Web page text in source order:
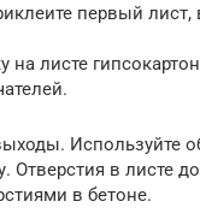
первый лист,
на листе
Используйте
Отверстия в листе
в бетоне.